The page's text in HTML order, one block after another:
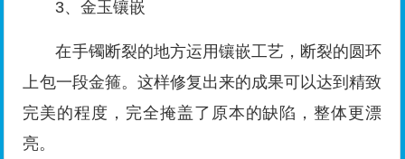
3、金玉镶嵌
在手镯断裂的地方运用镶嵌工艺，断裂的圆环
上包一段金箍。这样修复出来的成果可以达到精致
完美的程度，完全掩盖了原本的缺陷，整体更漂
亮。